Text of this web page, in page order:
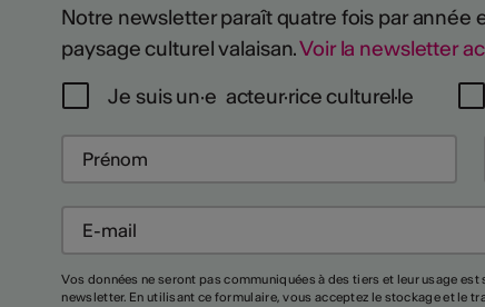
Notre newsletter paraît quatre fois par année
paysage culturel valaisan.Voir la newsletter
Je suis un·e acteur·rice culturel·le
Vos données ne seront pas communiquées à des tiers et leur usage
newsletter. En utilisant ce formulaire, vous acceptez le stockage et le